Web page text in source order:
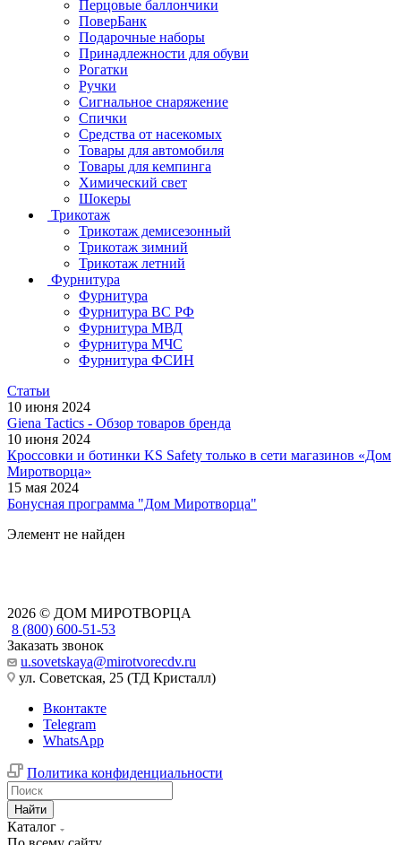
Перцовые баллончики
ПоверБанк
Подарочные наборы
Принадлежности для обуви
Рогатки
Ручки
Сигнальное снаряжение
Спички
Средства от насекомых
Товары для автомобиля
Товары для кемпинга
Химический свет
Шокеры
Трикотаж
Трикотаж демисезонный
Трикотаж зимний
Трикотаж летний
Фурнитура
Фурнитура
Фурнитура ВС РФ
Фурнитура МВД
Фурнитура МЧС
Фурнитура ФСИН
Статьи
10 июня 2024
Giena Tactics - Обзор товаров бренда
10 июня 2024
Кроссовки и ботинки KS Safety только в сети магазинов «Дом
Миротворца»
15 мая 2024
Бонусная программа "Дом Миротворца"
Элемент не найден
2026 © ДОМ МИРОТВОРЦА
8 (800) 600-51-53
Заказать звонок
u.sovetskaya@mirotvorecdv.ru
ул. Советская, 25 (ТД Кристалл)
Вконтакте
Telegram
WhatsApp
Политика конфиденциальности
Найти
Каталог